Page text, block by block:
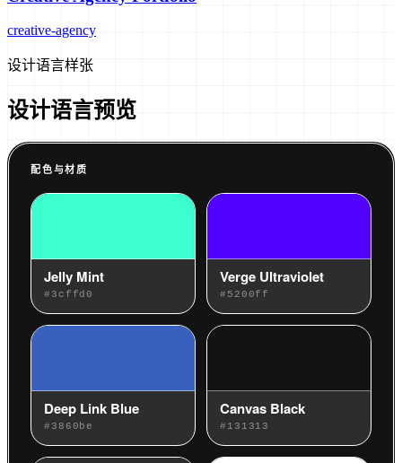
creative-agency
设计语言样张
设计语言预览
配色与材质
Jelly Mint
#3cffd0
Verge Ultraviolet
#5200ff
Deep Link Blue
#3860be
Canvas Black
#131313